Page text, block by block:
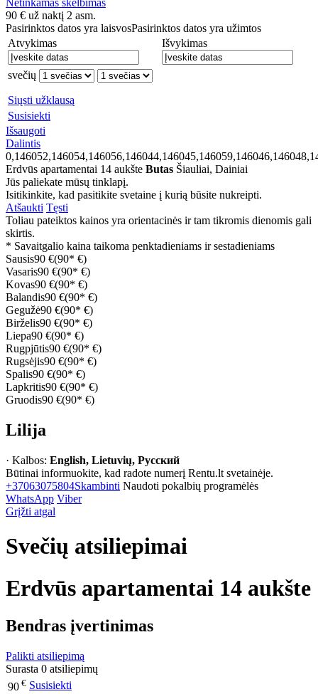
Netinkamas skelbimas
90 € už naktį 2 asm.
Pasirinktos datos yra laisvosPasirinktos datos yra užimtos
Atvykimas
Išvykimas
svečių
Siųsti užklausą
Susisiekti
Išsaugoti
Dalintis
Erdvūs apartamentai 14 aukšte Butas Šiauliai, Dainiai
Jūs paliekate mūsų tinklapį.
Isitikinkite, kad pasitikite svetaine į kurią būsite nukreipti.
Atšaukti Tęsti
Toliau pateiktos kainos yra orientacinės ir tam tikromis dienomis gali
skirtis.
* Savaitgalio kaina taikoma penktadieniams ir sestadieniams
Sausis90 €(90* €)
Vasaris90 €(90* €)
Kovas90 €(90* €)
Balandis90 €(90* €)
Gegužė90 €(90* €)
Birželis90 €(90* €)
Liepa90 €(90* €)
Rugpjūtis90 €(90* €)
Rugsėjis90 €(90* €)
Spalis90 €(90* €)
Lapkritis90 €(90* €)
Gruodis90 €(90* €)
Lilija
· Kalbos: English, Lietuvių, Русский
Būtinai informuokite, kad radote numerį Rentu.lt svetainėje.
+37063075804Skambinti Naudoti pokalbių programėlės
WhatsApp Viber
Grįžti atgal
Svečių atsiliepimai
Erdvūs apartamentai 14 aukšte
Bendras įvertinimas
Palikti atsiliepimą
Surasta 0 atsiliepimų
90 € Susisiekti